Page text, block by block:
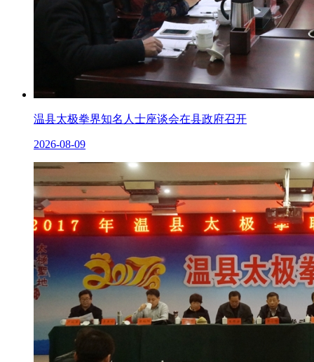
温县太极拳界知名人士座谈会在县政府召开
2026-08-09